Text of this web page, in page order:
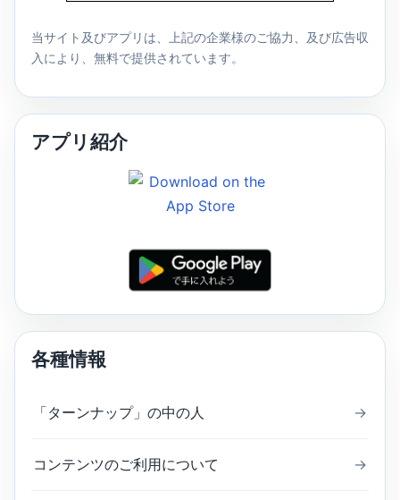
当サイト及びアプリは、上記の企業様のご協力、及び広告収
入により、無料で提供されています。
アプリ紹介
各種情報
「ターンナップ」の中の人 →
コンテンツのご利用について →